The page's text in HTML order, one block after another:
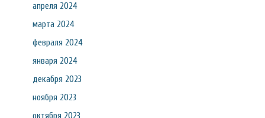
апреля 2024
марта 2024
февраля 2024
января 2024
декабря 2023
ноября 2023
октября 2023